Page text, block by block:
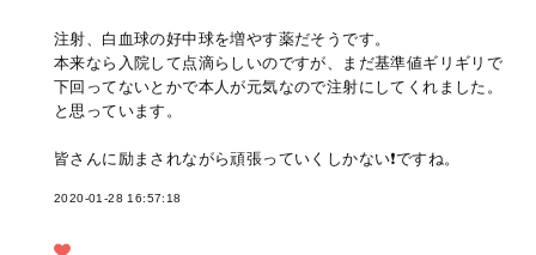
注射、白血球の好中球を増やす薬だそうです。
本来なら入院して点滴らしいのですが、まだ基準値ギリギリで
下回ってないとかで本人が元気なので注射にしてくれました。
と思っています。
皆さんに励まされながら頑張っていくしかない❗ですね。
2020-01-28 16:57:18